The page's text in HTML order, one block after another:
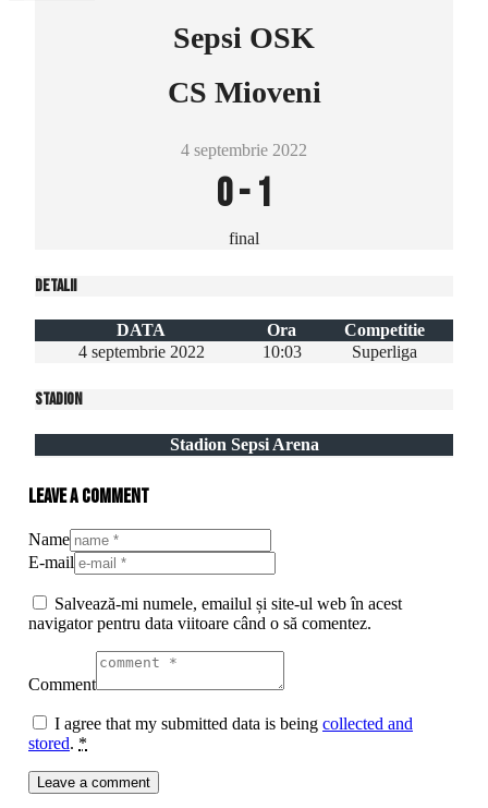
Sepsi OSK
CS Mioveni
4 septembrie 2022
0-1
final
Detalii
DATA Ora
Competitie
4 septembrie 2022
10:03 Superliga
Stadion
Stadion Sepsi Arena
Leave a comment
Name
E-mail
Salvează-mi numele, emailul și site-ul web în acest
navigator pentru data viitoare când o să comentez.
Comment
I agree that my submitted data is being collected and
stored. *